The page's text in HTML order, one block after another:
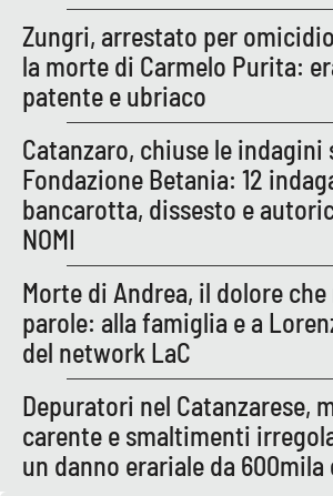
Le perfidie di Antonella Grippo
Venti di comunicazione
STREAMING
LaC TV
LaC OnAir
EDIZIONI
LOCALI
Catanzaro
Zungri, arrestato per
la morte di Carmelo Purita:
patente e ubriaco
Catanzaro, chiuse le indagini
Fondazione Betania: 12
bancarotta, dissesto e
NOMI
Morte di Andrea, il dolore
parole: alla famiglia e a
del network LaC
Depuratori nel Catanzarese,
carente e smaltimenti
un danno erariale da 600mila